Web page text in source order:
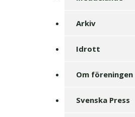
Arkiv
Idrott
Om föreningen
Svenska Press